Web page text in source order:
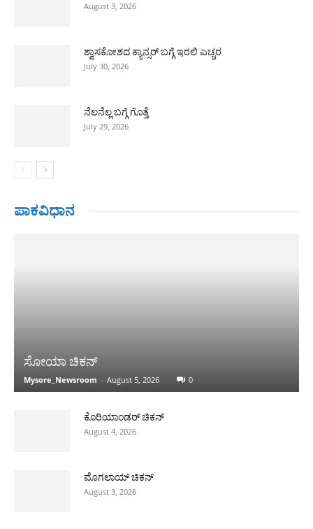
August 3, 2026
ಶ್ವಾಸಕೋಶದ ಕ್ಯಾನ್ಸರ್ ಬಗ್ಗೆ ಇರಲಿ ಎಚ್ಚರ
July 30, 2026
ನೆಲನೆಲ್ಲ ಬಗ್ಗೆ ಗೊತ್ತೆ
July 29, 2026
ಪಾಕವಿಧಾನ
ಸೋಯಾ ಚಿಕನ್
Mysore_Newsroom - August 5, 2026 0
ಕೊರಿಯಾಂಡರ್ ಚಿಕನ್
August 4, 2026
ಮೊಗಲಾಯ್ ಚಿಕನ್
August 3, 2026